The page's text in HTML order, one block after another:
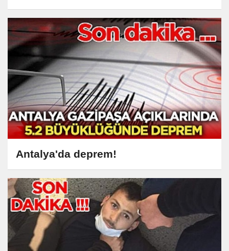
Antalya'da deprem!